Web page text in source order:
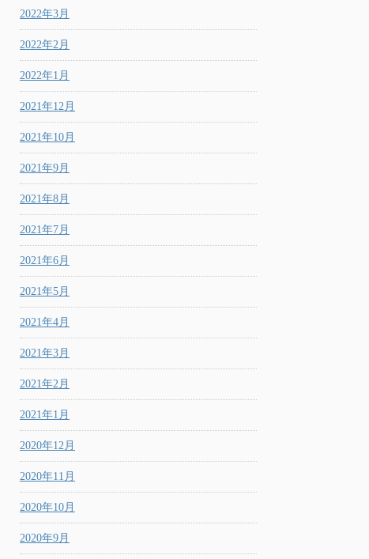
2022年3月
2022年2月
2022年1月
2021年12月
2021年10月
2021年9月
2021年8月
2021年7月
2021年6月
2021年5月
2021年4月
2021年3月
2021年2月
2021年1月
2020年12月
2020年11月
2020年10月
2020年9月